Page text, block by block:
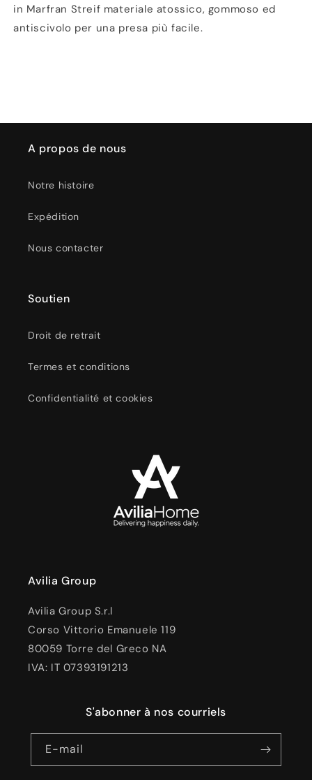
in Marfran Streif materiale atossico, gommoso ed
antiscivolo per una presa più facile.
A propos de nous
Notre histoire
Expédition
Nous contacter
Soutien
Droit de retrait
Termes et conditions
Confidentialité et cookies
Avilia Group
Avilia Group S.r.l
Corso Vittorio Emanuele 119
80059 Torre del Greco NA
IVA: IT 07393191213
S'abonner à nos courriels
E-mail